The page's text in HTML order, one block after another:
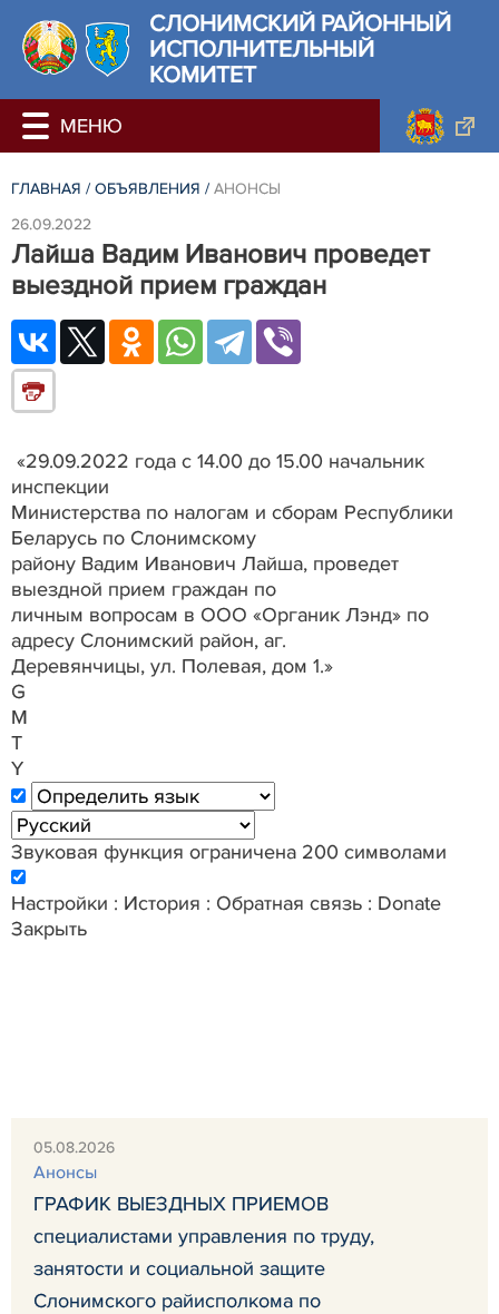
СЛОНИМСКИЙ РАЙОННЫЙ
ИСПОЛНИТЕЛЬНЫЙ
КОМИТЕТ
ГЛАВНАЯ / ОБЪЯВЛЕНИЯ / АНОНСЫ
26.09.2022
Лайша Вадим Иванович проведет
выездной прием граждан
«29.09.2022 года c 14.00 до 15.00 начальник
инспекции
Министерства по налогам и сборам Республики
Беларусь по Слонимскому
району Вадим Иванович Лайша, проведет
выездной прием граждан по
личным вопросам в ООО «Органик Лэнд» по
адресу Слонимский район, аг.
Деревянчицы, ул. Полевая, дом 1.»
G
M
T
Y
Звуковая функция ограничена 200 символами
Настройки : История : Обратная связь : Donate
Закрыть
05.08.2026
Анонсы
ГРАФИК ВЫЕЗДНЫХ ПРИЕМОВ
специалистами управления по труду,
занятости и социальной защите
Слонимского райисполкома по